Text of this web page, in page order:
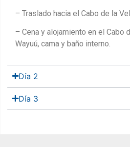
– Traslado hacia el Cabo de la
– Cena y alojamiento en el Cabo
Wayuú, cama y baño interno.
Día 2
Día 3